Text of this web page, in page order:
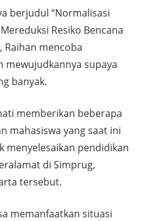
berjudul “Normalisasi
Resiko Bencana
Raihan mencoba
mewujudkannya supaya
banyak.
memberikan beberapa
mahasiswa yang saat ini
menyelesaikan pendidikan
di Simprug,
tersebut.
memanfaatkan situasi